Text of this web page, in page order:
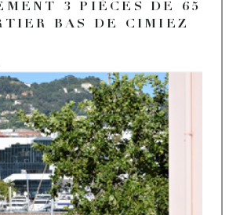
3 PIÈCES DE 65
BAS DE CIMIEZ